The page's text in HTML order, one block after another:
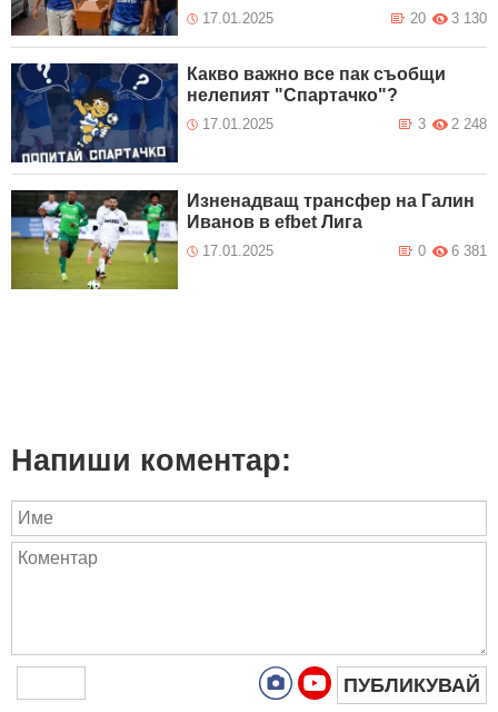
17.01.2025 3 130
20
Какво важно все пак съобщи
нелепият "Спартачко"?
17.01.2025 2 248
3
Изненадващ трансфер на Галин
Иванов в efbet Лига
17.01.2025 6 381
0
Напиши коментар:
ПУБЛИКУВАЙ